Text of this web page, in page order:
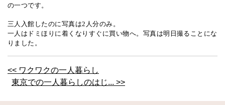
の一つです。
三人入館したのに写真は2 人分のみ。
一人はドミほりに着くなりすぐに買い物へ。写真は明日撮ることにな
りました。
<< ワクワクの一人暮らし
東京での一人暮らしのはじ... >>